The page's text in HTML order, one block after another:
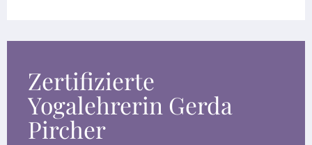
Zertifizierte
Yogalehrerin Gerda
Pircher